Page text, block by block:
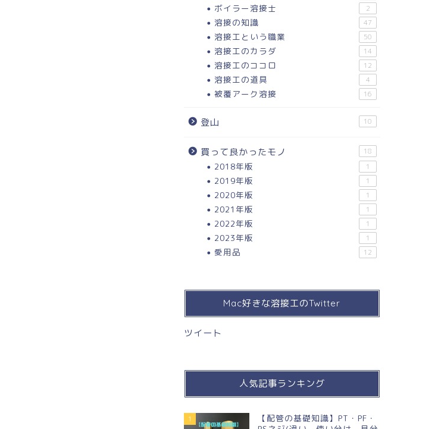
ボイラー溶接士 2
溶接の知識 47
溶接工という職業 50
溶接工のカラダ 14
溶接工のココロ 12
溶接工の道具 4
被覆アーク溶接 16
登山 10
買って良かったモノ 18
2018年版 1
2019年版 1
2020年版 1
2021年版 1
2022年版 1
2023年版 1
愛用品 12
Mac好きな溶接工のTwitter
ツイート
人気記事ランキング
1
【配管の基礎知識】PT・PF・